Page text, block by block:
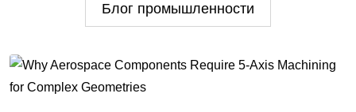
Блог промышленности